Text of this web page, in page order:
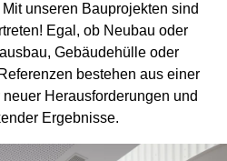
unseren Bauprojekten sind
Egal, ob Neubau oder
Gebäudehülle oder
bestehen aus einer
Herausforderungen und
Ergebnisse.